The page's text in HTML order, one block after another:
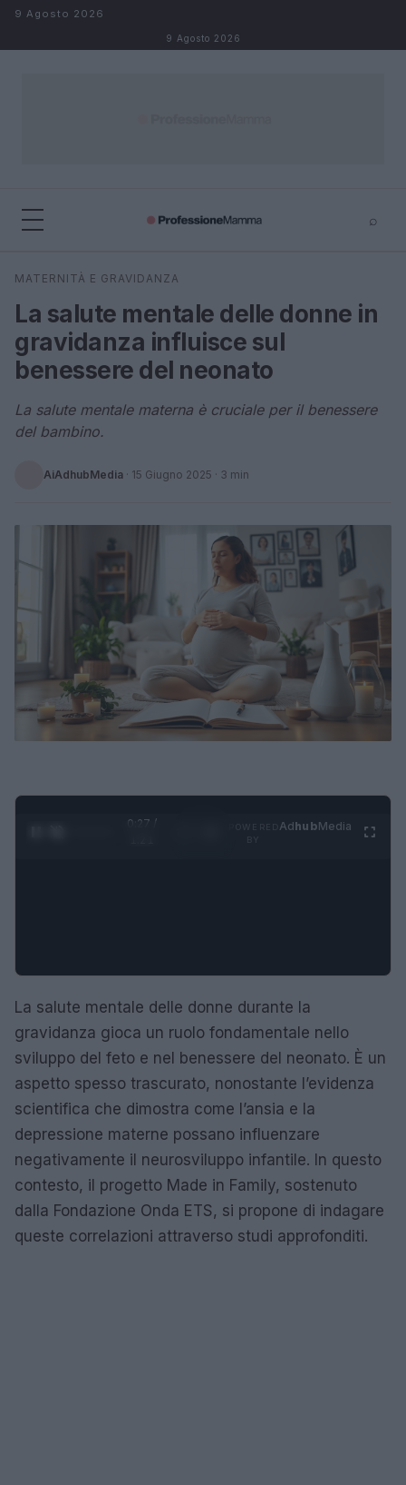
Salta al contenuto
9 Agosto 2026
9 Agosto 2026
⌕
Cerca
MATERNITÀ E GRAVIDANZA
La salute mentale delle donne in
gravidanza influisce sul
benessere del neonato
La salute mentale materna è cruciale per il benessere
del bambino.
AiAdhubMedia · 15 Giugno 2025 · 3 min
0:28 /
AdhubMedia
La salute mentale delle donne durante la
gravidanza gioca un ruolo fondamentale nello
sviluppo del feto e nel benessere del neonato. È un
aspetto spesso trascurato, nonostante l’evidenza
scientifica che dimostra come l’ansia e la
depressione materne possano influenzare
negativamente il neurosviluppo infantile. In questo
contesto, il progetto Made in Family, sostenuto
dalla Fondazione Onda ETS, si propone di indagare
queste correlazioni attraverso studi approfonditi.